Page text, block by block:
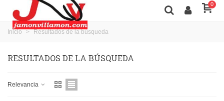
0
Inicio > Resultados de la búsqueda
RESULTADOS DE LA BÚSQUEDA
Relevancia